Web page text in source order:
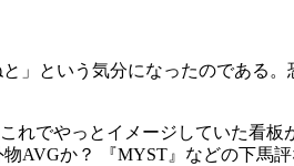
」という気分になったのである
これでやっとイメージしていた看
か？ 『MYST』などの下馬